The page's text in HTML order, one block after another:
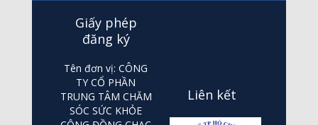
Giấy phép
đăng ký
Tên đơn vị: CÔNG
TY CỔ PHẦN
TRUNG TÂM CHĂM
SÓC SỨC KHỎE
Liên kết